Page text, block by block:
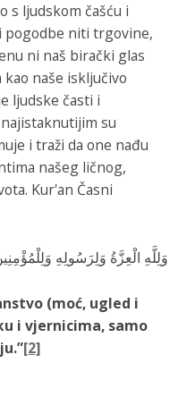
s ljudskom čašću i
pogodbe niti trgovine,
ni naš birački glas
naše isključivo
ljudske časti i
su
i traži da one nađu
našeg ličnog,
Kur'an Časni
وَلِلَّهِ الْعِزَّةُ وَلِرَسُولِهِ
(moć, ugled i
i vjernicima, samo
[2]